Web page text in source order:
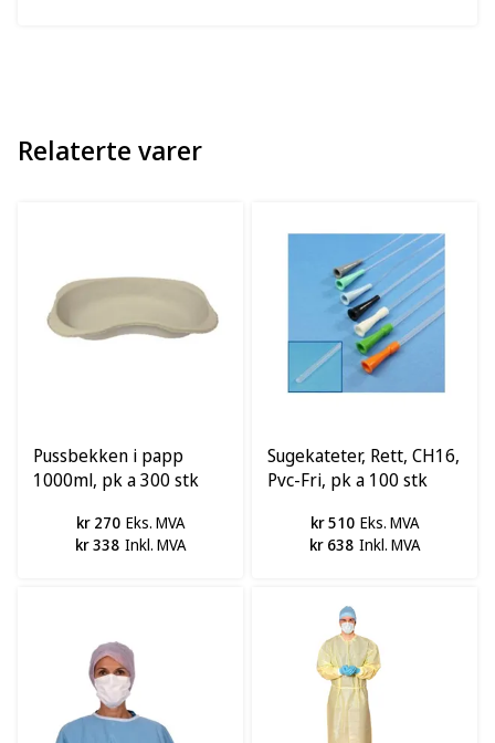
Relaterte varer
Pussbekken i papp
1000ml, pk a 300 stk
kr 270 Eks. MVA
kr 338 Inkl. MVA
Sugekateter, Rett, CH16,
Pvc-Fri, pk a 100 stk
kr 510 Eks. MVA
kr 638 Inkl. MVA